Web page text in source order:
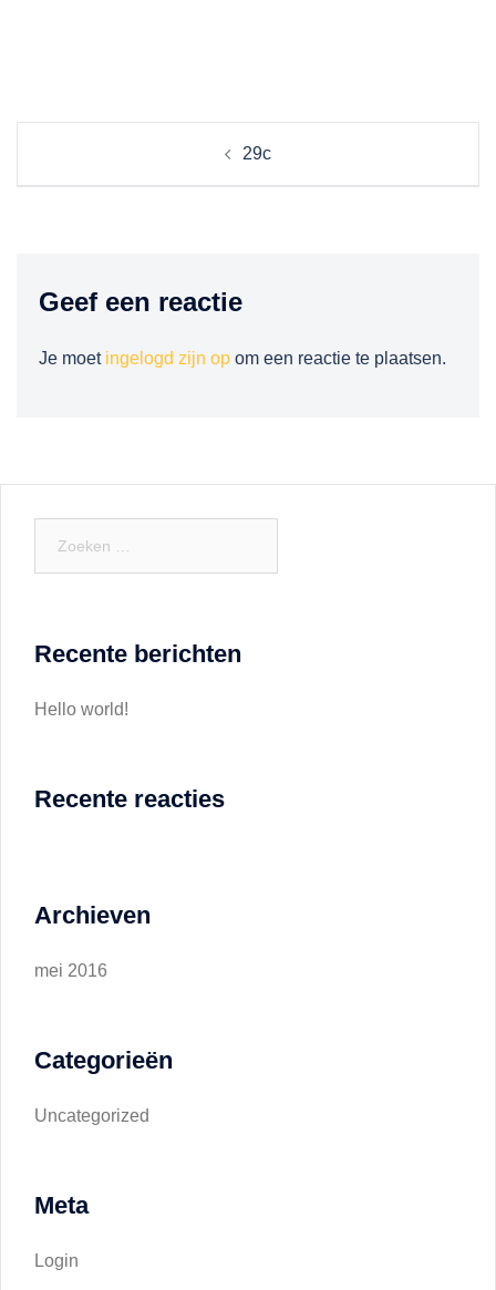
29c
Geef een reactie
Je moet ingelogd zijn op om een reactie te plaatsen.
naar:
Recente berichten
Hello world!
Recente reacties
Archieven
mei 2016
Categorieën
Uncategorized
Meta
Login